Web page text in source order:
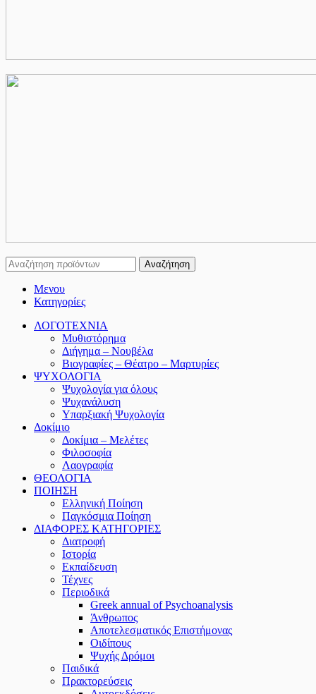
Αναζήτηση
Μενου
Κατηγορίες
ΛΟΓΟΤΕΧΝΙΑ
Μυθιστόρημα
Διήγημα – Νουβέλα
Βιογραφίες – Θέατρο – Μαρτυρίες
ΨΥΧΟΛΟΓΙΑ
Ψυχολογία για όλους
Ψυχανάλυση
Υπαρξιακή Ψυχολογία
Δοκίμιο
Δοκίμια – Μελέτες
Φιλοσοφία
Λαογραφία
ΘΕΟΛΟΓΙΑ
ΠΟΙΗΣΗ
Ελληνική Ποίηση
Παγκόσμια Ποίηση
ΔΙΑΦΟΡΕΣ ΚΑΤΗΓΟΡΙΕΣ
Διατροφή
Ιστορία
Εκπαίδευση
Τέχνες
Περιοδικά
Greek annual of Psychoanalysis
Άνθρωπος
Αποτελεσματικός Επιστήμονας
Οιδίπους
Ψυχής Δρόμοι
Παιδικά
Πρακτoρεύσεις